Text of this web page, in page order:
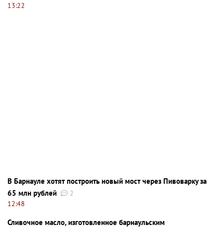
13:22
В Барнауле хотят построить новый мост через Пивоварку за
65 млн рублей
2
12:48
Сливочное масло, изготовленное барнаульским